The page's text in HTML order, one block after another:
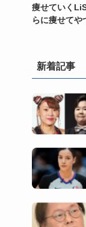
痩せていく
らに痩せてや
新着記事